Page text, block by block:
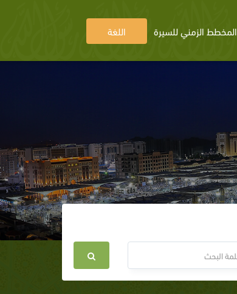
المخطط الزمني للسيرة اللغة